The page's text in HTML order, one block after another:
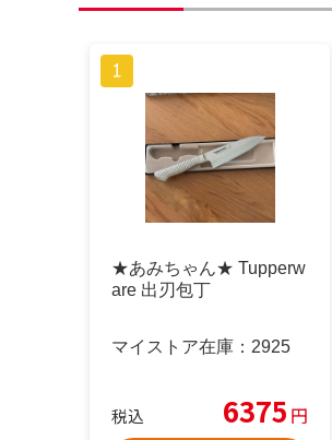
★あみちゃん★ Tupperw
are 出刃包丁
マイストア在庫： 2925
税込 6375 円